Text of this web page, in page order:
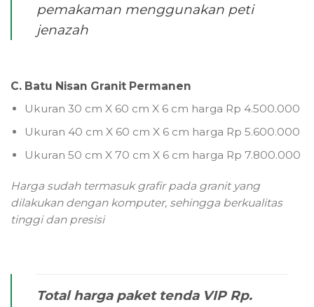
pemakaman menggunakan peti
jenazah
C. Batu Nisan Granit Permanen
Ukuran 30 cm X 60 cm X 6 cm harga Rp 4.500.000
Ukuran 40 cm X 60 cm X 6 cm harga Rp 5.600.000
Ukuran 50 cm X 70 cm X 6 cm harga Rp 7.800.000
Harga sudah termasuk grafir pada granit yang
dilakukan dengan komputer, sehingga berkualitas
tinggi dan presisi
Total harga paket tenda VIP Rp.